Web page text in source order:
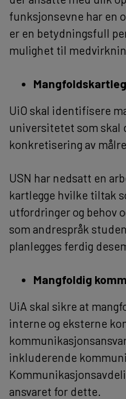
funksjonsevne har en
er en betydningsfull
mulighet til
UiO skal identifisere
universitetet som skal
konkretisering av
USN har nedsatt en
kartlegge hvilke tiltak
utfordringer og behov
som andrespråk
planlegges ferdig
Mangfoldig
UiA skal sikre at
interne og eksterne
inkluderende
ansvaret for dette.